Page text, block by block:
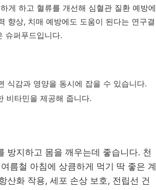
게 하고 혈류를 개선해 심혈관 질환 예방에
향상, 치매 예방에도 도움이 된다는 연구결
슈퍼푸드입니다.
식감과 영양을 동시에 잡을 수 있습니다.
비타민을 제공해 줍니다.
방지하고 몸을 깨우는데 좋습니다. 천
름철 아침에 상큼하게 먹기 딱 좋은 계
산화 작용, 세포 손상 보호, 전립선 건